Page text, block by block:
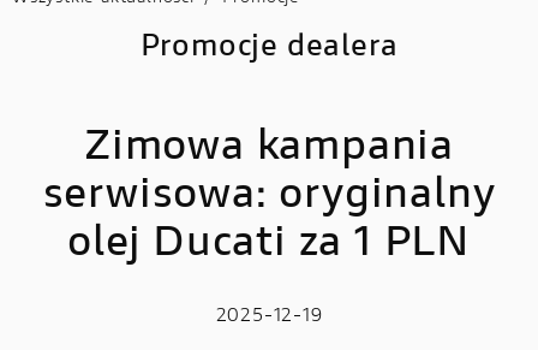
MOTOCYKLE
AKTUALNOŚCI
OFERTA DEALERA
Promocje dealera
Zimowa kampania
serwisowa: oryginalny
olej Ducati za 1 PLN
2025-12-19